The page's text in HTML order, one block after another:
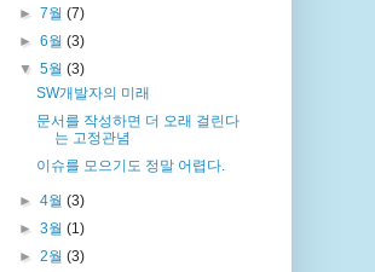
► 7월 (7)
► 6월 (3)
▼ 5월 (3)
SW개발자의 미래
문서를 작성하면 더 오래 걸린다
는 고정관념
이슈를 모으기도 정말 어렵다.
► 4월 (3)
► 3월 (1)
► 2월 (3)